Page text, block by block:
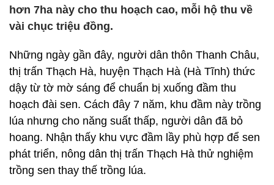
hơn 7ha này cho thu hoạch cao, mỗi hộ thu về
vài chục triệu đồng.
Những ngày gần đây, người dân thôn Thanh Châu,
thị trấn Thạch Hà, huyện Thạch Hà (Hà Tĩnh) thức
dậy từ tờ mờ sáng để chuẩn bị xuống đầm thu
hoạch đài sen. Cách đây 7 năm, khu đầm này trồng
lúa nhưng cho năng suất thấp, người dân đã bỏ
hoang. Nhận thấy khu vực đầm lầy phù hợp để sen
phát triển, nông dân thị trấn Thạch Hà thử nghiệm
trồng sen thay thế trồng lúa.